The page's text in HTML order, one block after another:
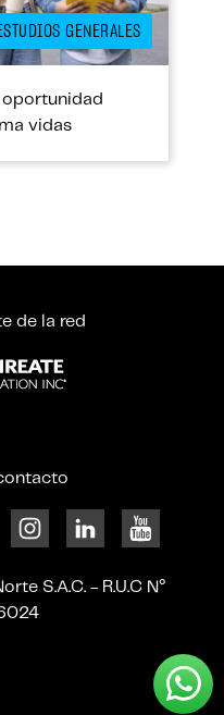
GENERALES
oportunidad
vidas
de la red
S.A.C. - R.U.C N°